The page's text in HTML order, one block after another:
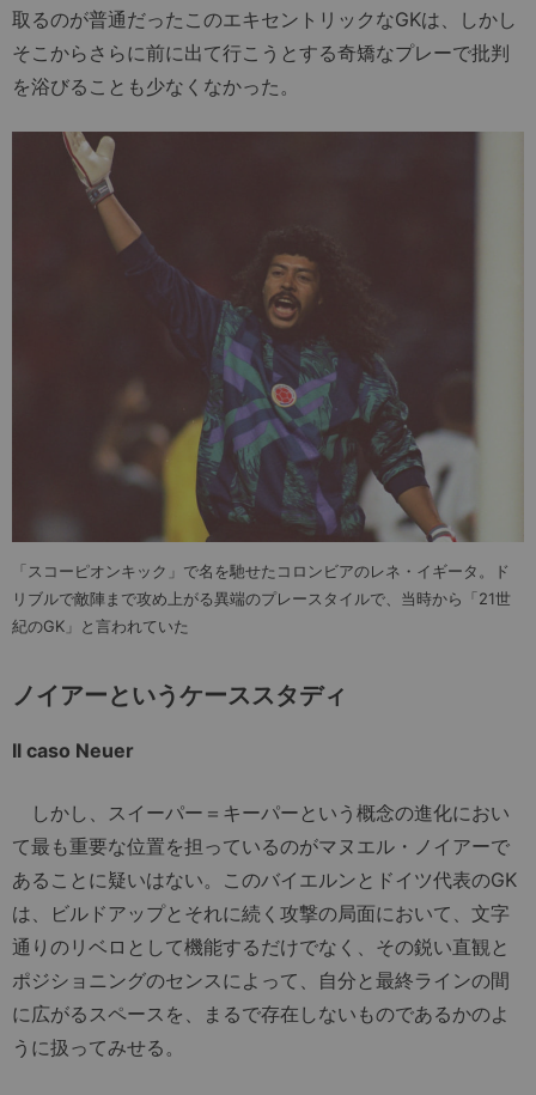
取るのが普通だったこのエキセントリックなGKは、しかし
そこからさらに前に出て行こうとする奇矯なプレーで批判
を浴びることも少なくなかった。
「スコーピオンキック」で名を馳せたコロンビアのレネ・イギータ。ド
リブルで敵陣まで攻め上がる異端のプレースタイルで、当時から「21世
紀のGK」と言われていた
ノイアーというケーススタディ
Il caso Neuer
しかし、スイーパー＝キーパーという概念の進化におい
て最も重要な位置を担っているのがマヌエル・ノイアーで
あることに疑いはない。このバイエルンとドイツ代表のGK
は、ビルドアップとそれに続く攻撃の局面において、文字
通りのリベロとして機能するだけでなく、その鋭い直観と
ポジショニングのセンスによって、自分と最終ラインの間
に広がるスペースを、まるで存在しないものであるかのよ
うに扱ってみせる。